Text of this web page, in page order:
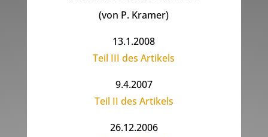
(von P. Kramer)
13.1.2008
Teil III des Artikels
9.4.2007
Teil II des Artikels
26.12.2006